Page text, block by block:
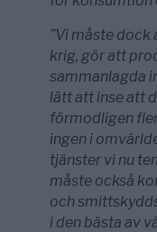
”Vi måste
krig, gör att
sammanlagda
lätt att inse att
förmodligen
ingen i
tjänster vi nu
måste också
och
i den bästa av